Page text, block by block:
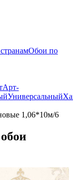
Обои по
Арт-
Универсальный
1,06*10м/6